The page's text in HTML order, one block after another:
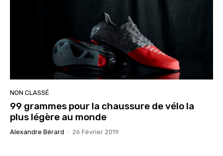
NON CLASSÉ
99 grammes pour la chaussure de vélo la
plus légère au monde
Alexandre Bérard - 26 Février 2019